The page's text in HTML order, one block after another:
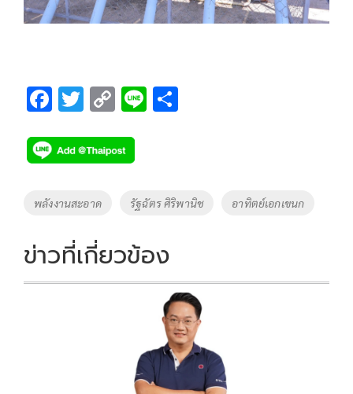
F
e
b
o
k
T
tt
er
C
p
y
Li
k
Li
Tags
พลังงานสะอาด รัฐฉัตร ศิริพานิช อาทิตย์เอกเขนก
ข่าวที่เกี่ยวข้อง